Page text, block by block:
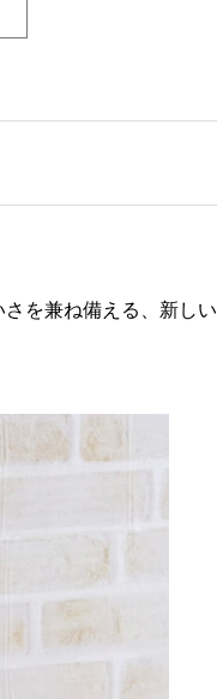
を兼ね備える、新しい